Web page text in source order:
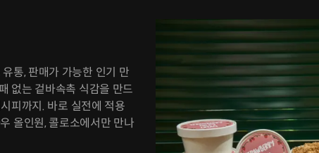
통, 판매가 가능한 인기 만
없는 겉바속촉 식감을 만드
피까지. 바로 실전에 적용
올인원, 콜로소에서만 만나